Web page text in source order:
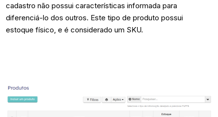
cadastro não possui características informada para
diferenciá-lo dos outros. Este tipo de produto possui
estoque físico, e é considerado um SKU.